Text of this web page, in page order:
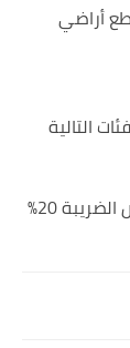
أراضي
الأسعار الجديدة الاشتراكات الأنترنت بعد فرض الضريبة 20%